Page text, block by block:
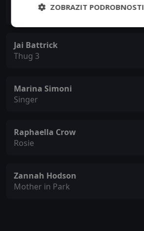
Thug 2
Jai Battrick
Thug 3
Marina Simoni
Singer
Raphaella Crow
Rosie
Zannah Hodson
Mother in Park
ZOBRAZIT PODROBNOSTI